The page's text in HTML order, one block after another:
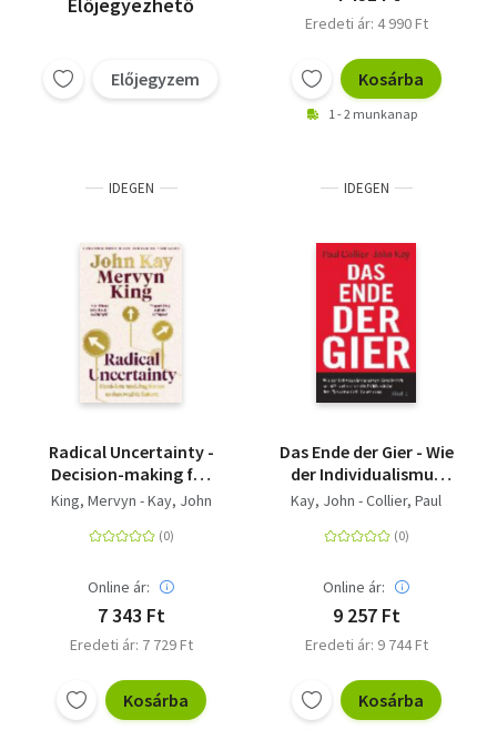
Előjegyezhető
Előjegyzem
Eredeti ár: 4 990 Ft
Kosárba
1 - 2 munkanap
IDEGEN
Radical Uncertainty -
Decision-making for
an unknowable future
King, Mervyn - Kay, John
Online ár:
7 343 Ft
Eredeti ár: 7 729 Ft
Kosárba
IDEGEN
Das Ende der Gier - Wie
der Individualismus
unsere Gesellschaft
die Politik wieder dem
muss
Kay, John - Collier, Paul
Online ár:
9 257 Ft
Eredeti ár: 9 744 Ft
Kosárba